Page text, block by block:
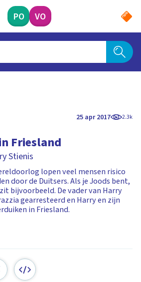
PO VO
25 apr 2017 2.3k
Friesland
Stienis
lopen veel mensen risico
door de Duitsers. Als je Joods bent,
bijvoorbeeld. De vader van Harry
gearresteerd en Harry en zijn
in Friesland.